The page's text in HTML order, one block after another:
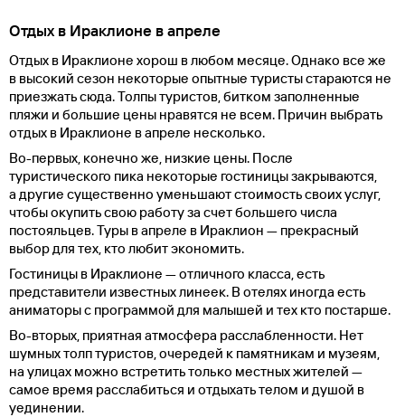
Отдых в Ираклионе в апреле
Отдых в Ираклионе хорош в любом месяце. Однако все же
в высокий сезон некоторые опытные туристы стараются не
приезжать сюда. Толпы туристов, битком заполненные
пляжи и большие цены нравятся не всем. Причин выбрать
отдых в Ираклионе в апреле несколько.
Во-первых, конечно же, низкие цены. После
туристического пика некоторые гостиницы закрываются,
а другие существенно уменьшают стоимость своих услуг,
чтобы окупить свою работу за счет большего числа
постояльцев. Туры в апреле в Ираклион — прекрасный
выбор для тех, кто любит экономить.
Гостиницы в Ираклионе — отличного класса, есть
представители известных линеек. В отелях иногда есть
аниматоры с программой для малышей и тех кто постарше.
Во-вторых, приятная атмосфера расслабленности. Нет
шумных толп туристов, очередей к памятникам и музеям,
на улицах можно встретить только местных жителей —
самое время расслабиться и отдыхать телом и душой в
уединении.